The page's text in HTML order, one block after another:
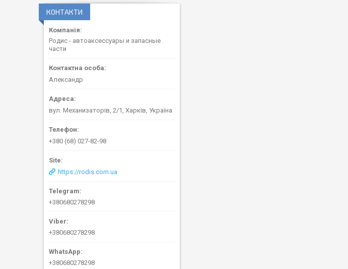
КОНТАКТИ
Родис - автоаксессуары и запасные
части
Александр
вул. Механизаторів, 2/1, Харків, Україна
+380 (68) 027-82-98
https://rodis.com.ua
+380680278298
+380680278298
+380680278298